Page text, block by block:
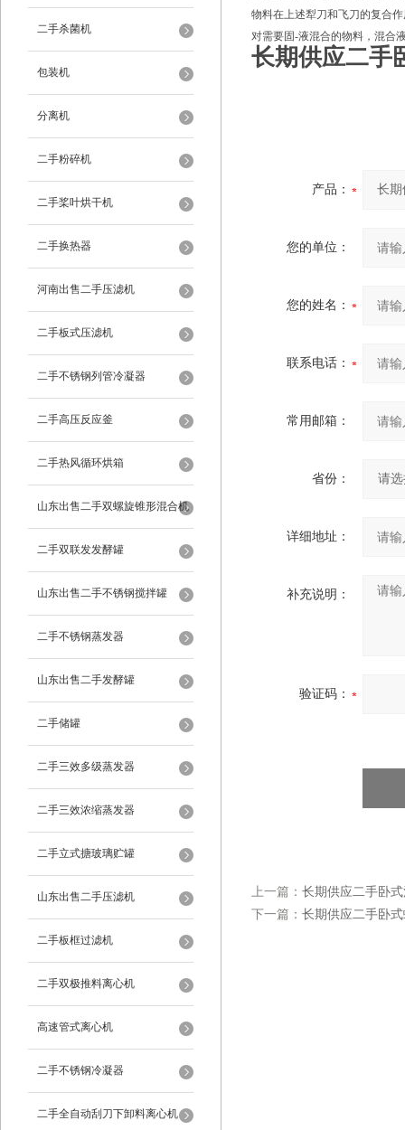
二手杀菌机
包装机
分离机
二手粉碎机
二手桨叶烘干机
二手换热器
河南出售二手压滤机
二手板式压滤机
二手不锈钢列管冷凝器
二手高压反应釜
二手热风循环烘箱
山东出售二手双螺旋锥形混合机
二手双联发发酵罐
山东出售二手不锈钢搅拌罐
二手不锈钢蒸发器
山东出售二手发酵罐
二手储罐
二手三效多级蒸发器
二手三效浓缩蒸发器
二手立式搪玻璃贮罐
山东出售二手压滤机
二手板框过滤机
二手双极推料离心机
高速管式离心机
二手不锈钢冷凝器
二手全自动刮刀下卸料离心机
物料在上述犁刀和飞刀的复合
对需要固-液混合的物料，混合
长期供应二手
产品：
您的单位：
您的姓名：
联系电话：
常用邮箱：
省份：
详细地址：
补充说明：
验证码：
上一篇： 长期供应二手卧
下一篇： 长期供应二手卧